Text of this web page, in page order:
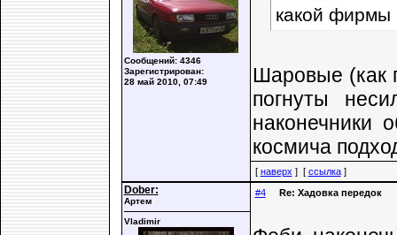
Сообщений: 4346
Зарегистрирован:
28 май 2010, 07:49
какой фирмы
Шаровые (как
погнуты
наконечники
космича
[ наверх ] [ ссылка]
Dober:
Артем
Vladimir
#4 Re: Хадовка передок